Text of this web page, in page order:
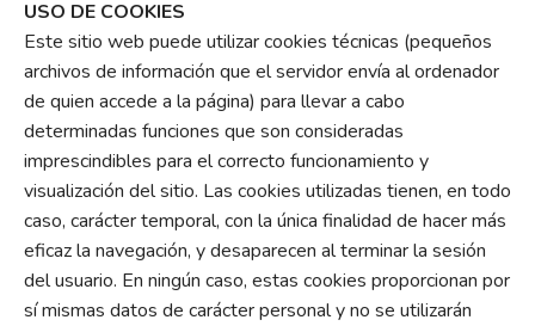
USO DE COOKIES
Este sitio web puede utilizar cookies técnicas (pequeños
archivos de información que el servidor envía al ordenador
de quien accede a la página) para llevar a cabo
determinadas funciones que son consideradas
imprescindibles para el correcto funcionamiento y
visualización del sitio. Las cookies utilizadas tienen, en todo
caso, carácter temporal, con la única finalidad de hacer más
eficaz la navegación, y desaparecen al terminar la sesión
del usuario. En ningún caso, estas cookies proporcionan por
sí mismas datos de carácter personal y no se utilizarán